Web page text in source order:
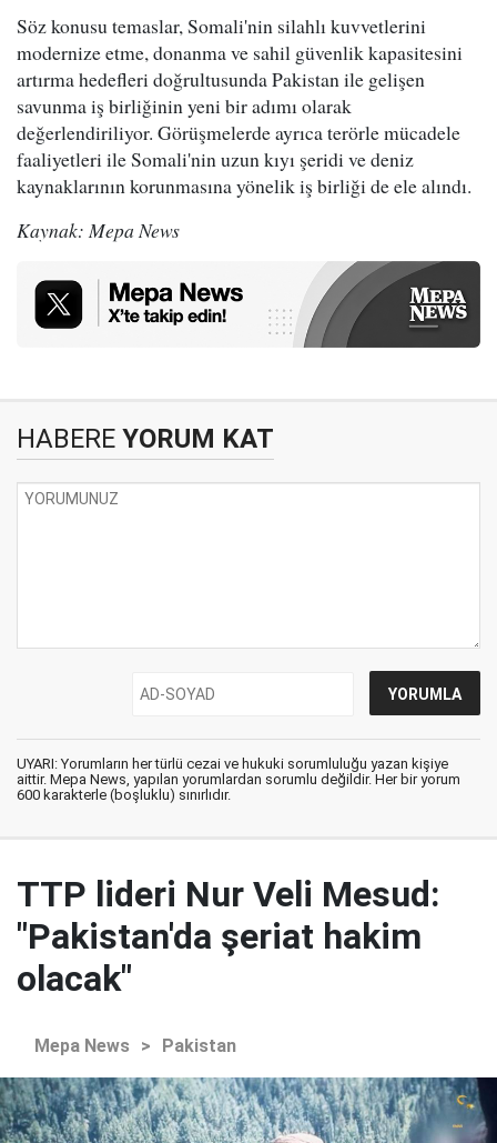
Söz konusu temaslar, Somali'nin silahlı kuvvetlerini
modernize etme, donanma ve sahil güvenlik kapasitesini
artırma hedefleri doğrultusunda Pakistan ile gelişen
savunma iş birliğinin yeni bir adımı olarak
değerlendiriliyor. Görüşmelerde ayrıca terörle mücadele
faaliyetleri ile Somali'nin uzun kıyı şeridi ve deniz
kaynaklarının korunmasına yönelik iş birliği de ele alındı.
Kaynak: Mepa News
HABERE YORUM KAT
UYARI: Yorumların her türlü cezai ve hukuki sorumluluğu yazan kişiye
aittir. Mepa News, yapılan yorumlardan sorumlu değildir. Her bir yorum
600 karakterle (boşluklu) sınırlıdır.
TTP lideri Nur Veli Mesud:
"Pakistan'da şeriat hakim
olacak"
Mepa News > Pakistan